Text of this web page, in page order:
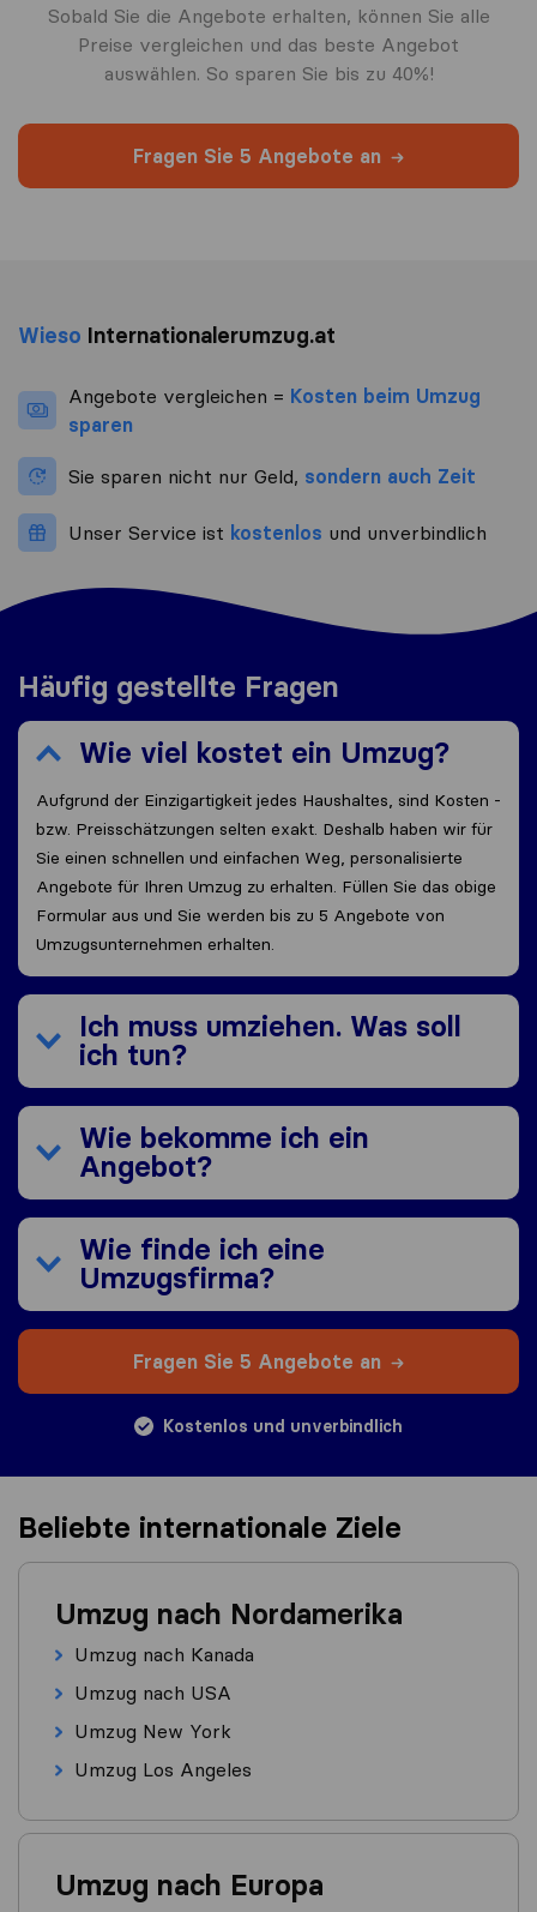
Sobald Sie die Angebote erhalten, können Sie alle
Preise vergleichen und das beste Angebot
auswählen. So sparen Sie bis zu 40%!
Fragen Sie 5 Angebote an
Wieso Internationalerumzug.at
Angebote vergleichen = Kosten beim Umzug
sparen
Sie sparen nicht nur Geld, sondern auch Zeit
Unser Service ist kostenlos und unverbindlich
Häufig gestellte Fragen
Wie viel kostet ein Umzug?
Aufgrund der Einzigartigkeit jedes Haushaltes, sind Kosten -
bzw. Preisschätzungen selten exakt. Deshalb haben wir für
Sie einen schnellen und einfachen Weg, personalisierte
Angebote für Ihren Umzug zu erhalten. Füllen Sie das obige
Formular aus und Sie werden bis zu 5 Angebote von
Umzugsunternehmen erhalten.
Ich muss umziehen. Was soll
ich tun?
Wie bekomme ich ein
Angebot?
Wie finde ich eine
Umzugsfirma?
Fragen Sie 5 Angebote an
Kostenlos und unverbindlich
Beliebte internationale Ziele
Umzug nach Nordamerika
Umzug nach Kanada
Umzug nach USA
Umzug New York
Umzug Los Angeles
Umzug nach Europa